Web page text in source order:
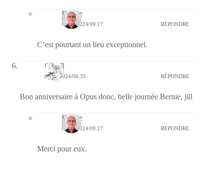
Bernie
06/05/2024/09:17 RÉPONDRE
C’est pourtant un lieu exceptionnel.
jill bill
05/05/2024/06:35 RÉPONDRE
Bon anniversaire à Opus donc, belle journée Bernie, jill
Bernie
06/05/2024/09:17 RÉPONDRE
Merci pour eux.